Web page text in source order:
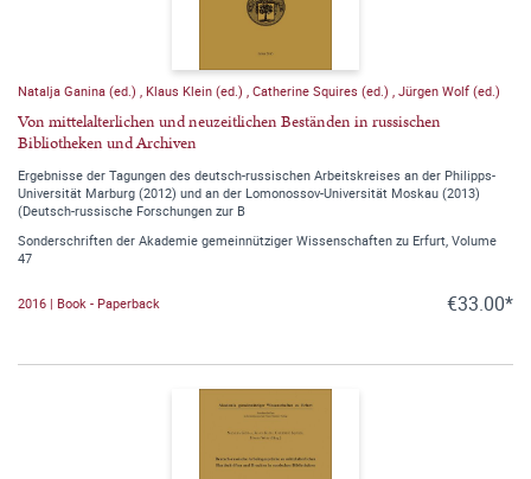
Natalja Ganina (ed.) Klaus Klein (ed.) Catherine Squires (ed.) Jürgen Wolf (ed.)
Von mittelalterlichen und neuzeitlichen Beständen in russischen
Bibliotheken und Archiven
Ergebnisse der Tagungen des deutsch-russischen Arbeitskreises an der Philipps-
Universität Marburg (2012) und an der Lomonossov-Universität Moskau (2013)
(Deutsch-russische Forschungen zur B
Sonderschriften der Akademie gemeinnütziger Wissenschaften zu Erfurt, Volume
47
2016 | Book - Paperback €33.00*